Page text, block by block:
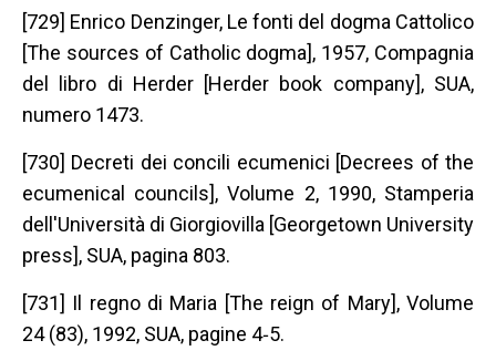
[729] Enrico Denzinger, Le fonti del dogma Cattolico
[The sources of Catholic dogma], 1957, Compagnia
del libro di Herder [Herder book company], SUA,
numero 1473.
[730] Decreti dei concili ecumenici [Decrees of the
ecumenical councils], Volume 2, 1990, Stamperia
dell'Università di Giorgiovilla [Georgetown University
press], SUA, pagina 803.
[731] Il regno di Maria [The reign of Mary], Volume
24 (83), 1992, SUA, pagine 4‐5.